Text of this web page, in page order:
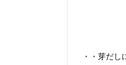
・・芽だ